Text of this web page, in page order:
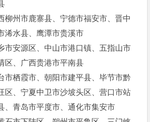
柳州市鹿寨县、宁德市福安市、晋中
浠水县、鹰潭市贵溪市
市安源区、中山市港口镇、五指山市
区、广西贵港市平南县
市栖霞市、朝阳市建平县、毕节市黔
区、宁夏中卫市沙坡头区、营口市站
、青岛市平度市、通化市集安市